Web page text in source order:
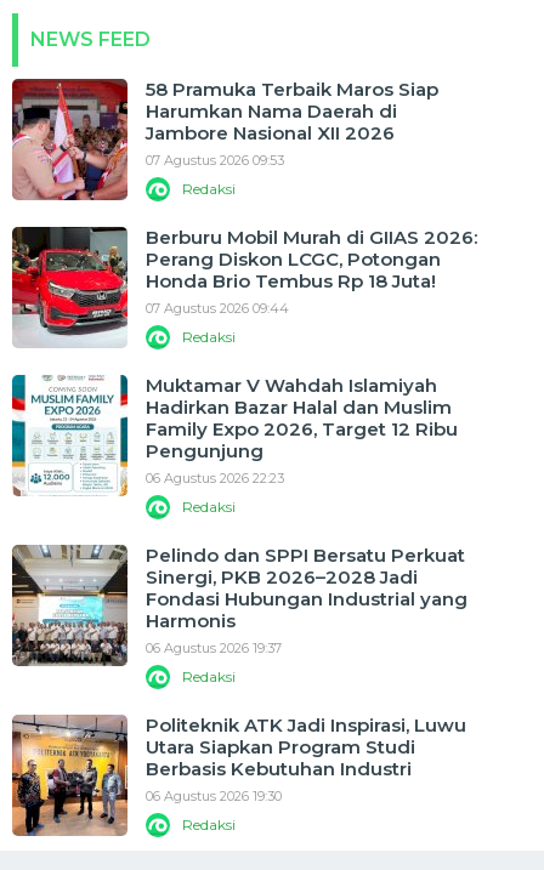
NEWS FEED
58 Pramuka Terbaik Maros Siap
Harumkan Nama Daerah di
Jambore Nasional XII 2026
07 Agustus 2026 09:53
Redaksi
Berburu Mobil Murah di GIIAS 2026:
Perang Diskon LCGC, Potongan
Honda Brio Tembus Rp 18 Juta!
07 Agustus 2026 09:44
Redaksi
Muktamar V Wahdah Islamiyah
Hadirkan Bazar Halal dan Muslim
Family Expo 2026, Target 12 Ribu
Pengunjung
06 Agustus 2026 22:23
Redaksi
Pelindo dan SPPI Bersatu Perkuat
Sinergi, PKB 2026–2028 Jadi
Fondasi Hubungan Industrial yang
Harmonis
06 Agustus 2026 19:37
Redaksi
Politeknik ATK Jadi Inspirasi, Luwu
Utara Siapkan Program Studi
Berbasis Kebutuhan Industri
06 Agustus 2026 19:30
Redaksi